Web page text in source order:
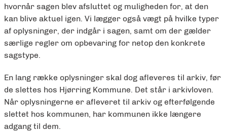
hvornår sagen blev afsluttet og muligheden for, at den
kan blive aktuel igen. Vi lægger også vægt på hvilke typer
af oplysninger, der indgår i sagen, samt om der gælder
særlige regler om opbevaring for netop den konkrete
sagstype.
En lang række oplysninger skal dog afleveres til arkiv, før
de slettes hos Hjørring Kommune. Det står i arkivloven.
Når oplysningerne er afleveret til arkiv og efterfølgende
slettet hos kommunen, har kommunen ikke længere
adgang til dem.